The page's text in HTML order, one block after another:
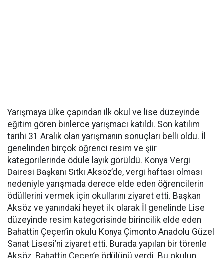
Yarışmaya ülke çapından ilk okul ve lise düzeyinde
eğitim gören binlerce yarışmacı katıldı. Son katılım
tarihi 31 Aralık olan yarışmanın sonuçları belli oldu. İl
genelinden birçok öğrenci resim ve şiir
kategorilerinde ödüle layık görüldü. Konya Vergi
Dairesi Başkanı Sıtkı Aksöz’de, vergi haftası olması
nedeniyle yarışmada derece elde eden öğrencilerin
ödüllerini vermek için okullarını ziyaret etti. Başkan
Aksöz ve yanındaki heyet ilk olarak İl genelinde Lise
düzeyinde resim kategorisinde birincilik elde eden
Bahattin Çeçen’in okulu Konya Çimonto Anadolu Güzel
Sanat Lisesi’ni ziyaret etti. Burada yapılan bir törenle
Aksöz, Bahattin Çeçen’e ödülünü verdi. Bu okulun